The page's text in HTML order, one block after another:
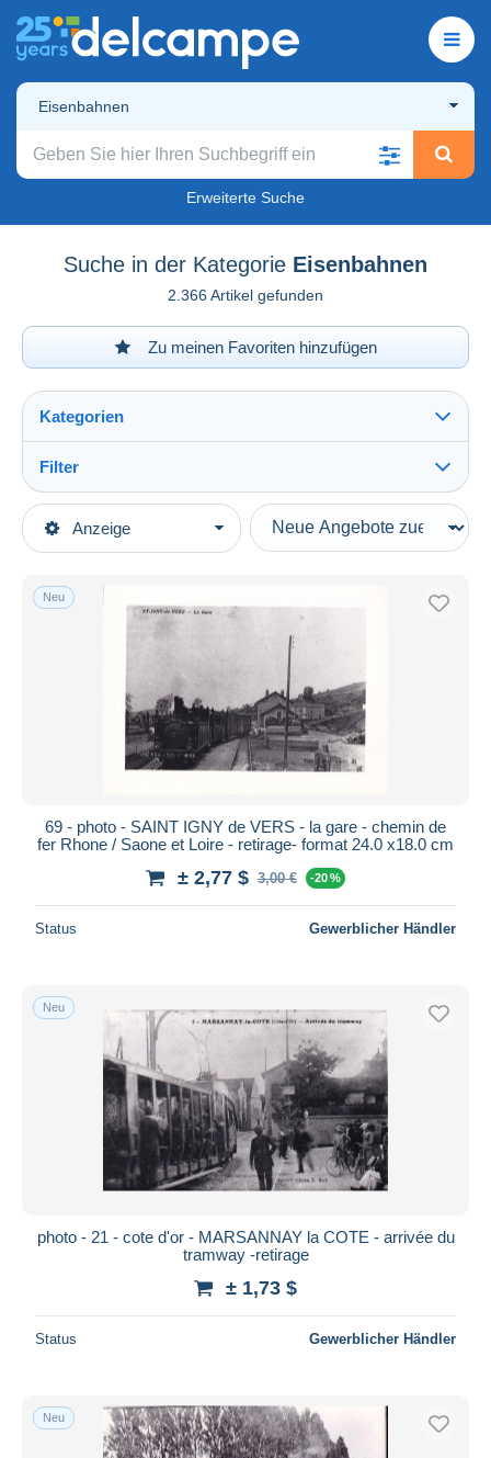
Eisenbahnen
Erweiterte Suche
Suche in der Kategorie Eisenbahnen
2.366 Artikel gefunden
Zu meinen Favoriten hinzufügen
Anzeige
Kategorien
Hauptkategorien
Fotos
Filter
Art der Verkäufe
Laufende Angebote
Festpreise
Auktionen mit Geboten
Auktionshäuser
Verkauft
Alle Laufzeiten
Endet in
Preis
Kostenloser Versand
Zahlungsmethoden
PayPal
Banküberweisung
Visa
Mastercard
Bancontact
Gesamte Auswahl aufheben
Wohnsitz des Verkäufers
Neu
69 - photo - SAINT IGNY de VERS - la gare - chemin de
fer Rhone / Saone et Loire - retirage- format 24.0 x18.0 cm
± 2,77 $ 3,00 € -20 %
Status Gewerblicher Händler
Neu
photo - 21 - cote d'or - MARSANNAY la COTE - arrivée du
tramway -retirage
± 1,73 $
Status Gewerblicher Händler
Neu